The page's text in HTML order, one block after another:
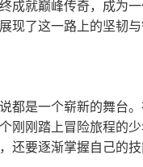
成就巅峰传奇，成为
现了这一路上的坚韧与
都是一个崭新的舞台
刚刚踏上冒险旅程的
还要逐渐掌握自己的